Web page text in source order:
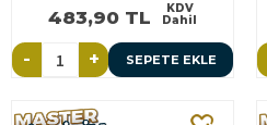
483,90 TL
KDV
Dahil
- + SEPETE EKLE